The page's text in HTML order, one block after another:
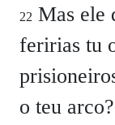
22 Mas ele
feririas tu
o teu